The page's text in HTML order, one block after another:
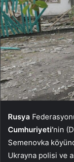
Rusya
Cumhuriyeti’nin
Semenovka
Ukrayna polisi ve